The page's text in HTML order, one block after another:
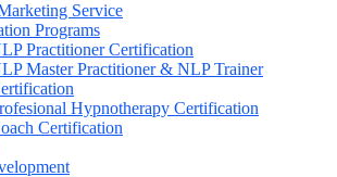
Service
Programs
Practitioner Certification
Master Practitioner & NLP Trainer
Hypnotherapy Certification
Certification